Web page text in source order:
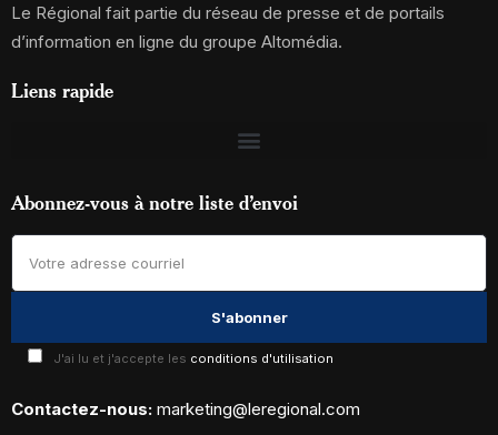
Le Régional fait partie du réseau de presse et de portails
d’information en ligne du groupe Altomédia.
Liens rapide
Abonnez-vous à notre liste d’envoi
J'ai lu et j'accepte les conditions d'utilisation
Contactez-nous: marketing@leregional.com